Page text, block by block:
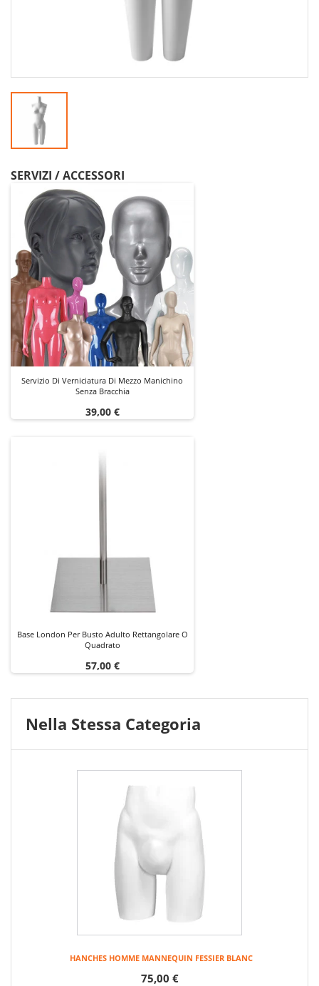
SERVIZI / ACCESSORI
Servizio Di Verniciatura Di Mezzo Manichino
Senza Bracchia
Prezzo
39,00 €
Base London Per Busto Adulto Rettangolare O
Quadrato
Prezzo
57,00 €
Nella Stessa Categoria
HANCHES HOMME MANNEQUIN FESSIER BLANC
75,00 €